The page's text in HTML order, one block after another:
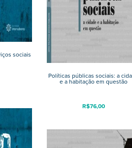
sociais
Políticas públicas sociais: a
e a habitação em questão
R$76,00